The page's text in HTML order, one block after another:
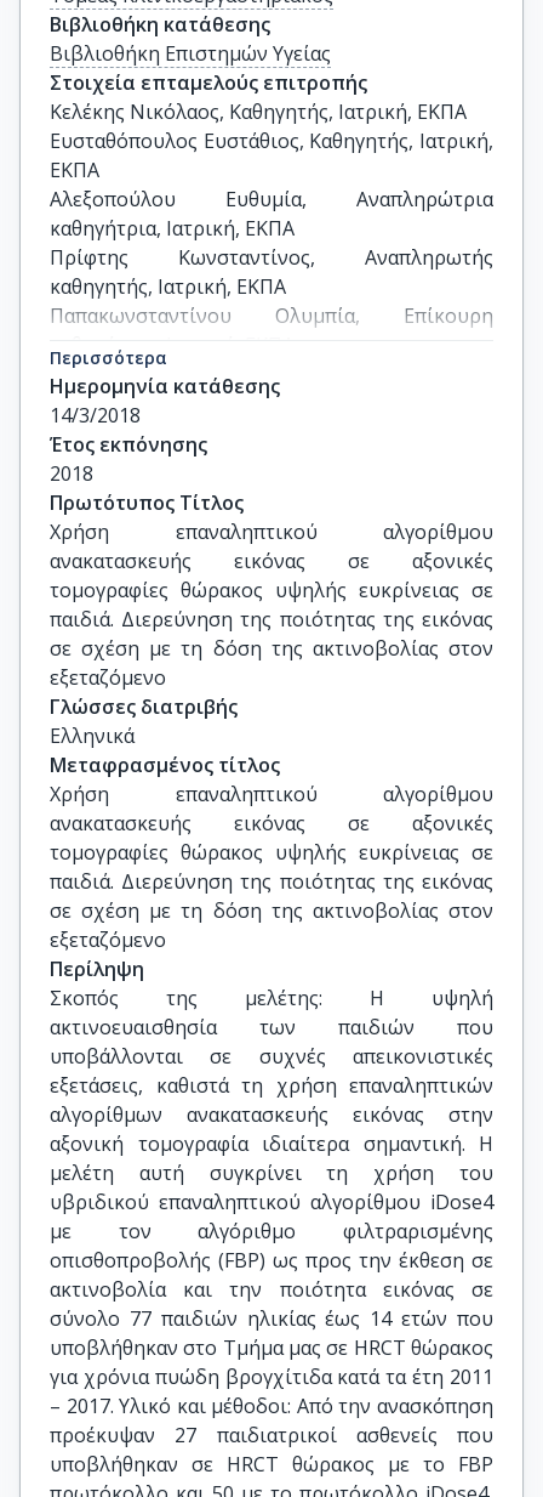
Βιβλιοθήκη κατάθεσης
Βιβλιοθήκη Επιστημών Υγείας
Στοιχεία επταμελούς επιτροπής
Κελέκης Νικόλαος, Καθηγητής, Ιατρική, ΕΚΠΑ
Ευσταθόπουλος Ευστάθιος, Καθηγητής, Ιατρική,
ΕΚΠΑ
Αλεξοπούλου Ευθυμία, Αναπληρώτρια
καθηγήτρια, Ιατρική, ΕΚΠΑ
Πρίφτης Κωνσταντίνος, Αναπληρωτής
καθηγητής, Ιατρική, ΕΚΠΑ
Παπακωνσταντίνου Ολυμπία, Επίκουρη
καθηγήτρια, Ιατρική, ΕΚΠΑ
Παπαθανασίου Ματθίλδη, Επίκουρη
καθηγήτρια, Ιατρική, ΕΚΠΑ
Σπηλιόπουλος Σταύρος, Επίκουρος καθηγητής,
Ιατρική, ΕΚΠΑ
Περισσότερα
Ημερομηνία κατάθεσης
14/3/2018
Έτος εκπόνησης
2018
Πρωτότυπος Τίτλος
Χρήση επαναληπτικού αλγορίθμου
ανακατασκευής εικόνας σε αξονικές
τομογραφίες θώρακος υψηλής ευκρίνειας σε
παιδιά. Διερεύνηση της ποιότητας της εικόνας
σε σχέση με τη δόση της ακτινοβολίας στον
εξεταζόμενο
Γλώσσες διατριβής
Ελληνικά
Μεταφρασμένος τίτλος
Χρήση επαναληπτικού αλγορίθμου
ανακατασκευής εικόνας σε αξονικές
τομογραφίες θώρακος υψηλής ευκρίνειας σε
παιδιά. Διερεύνηση της ποιότητας της εικόνας
σε σχέση με τη δόση της ακτινοβολίας στον
εξεταζόμενο
Περίληψη
Σκοπός της μελέτης: Η υψηλή
ακτινοευαισθησία των παιδιών που
υποβάλλονται σε συχνές απεικονιστικές
εξετάσεις, καθιστά τη χρήση επαναληπτικών
αλγορίθμων ανακατασκευής εικόνας στην
αξονική τομογραφία ιδιαίτερα σημαντική. Η
μελέτη αυτή συγκρίνει τη χρήση του
υβριδικού επαναληπτικού αλγορίθμου iDose4
με τον αλγόριθμο φιλτραρισμένης
οπισθοπροβολής (FBP) ως προς την έκθεση σε
ακτινοβολία και την ποιότητα εικόνας σε
σύνολο 77 παιδιών ηλικίας έως 14 ετών που
υποβλήθηκαν στο Τμήμα μας σε HRCT θώρακος
για χρόνια πυώδη βρογχίτιδα κατά τα έτη 2011
– 2017. Υλικό και μέθοδοι: Από την ανασκόπηση
προέκυψαν 27 παιδιατρικοί ασθενείς που
υποβλήθηκαν σε HRCT θώρακος με το FBP